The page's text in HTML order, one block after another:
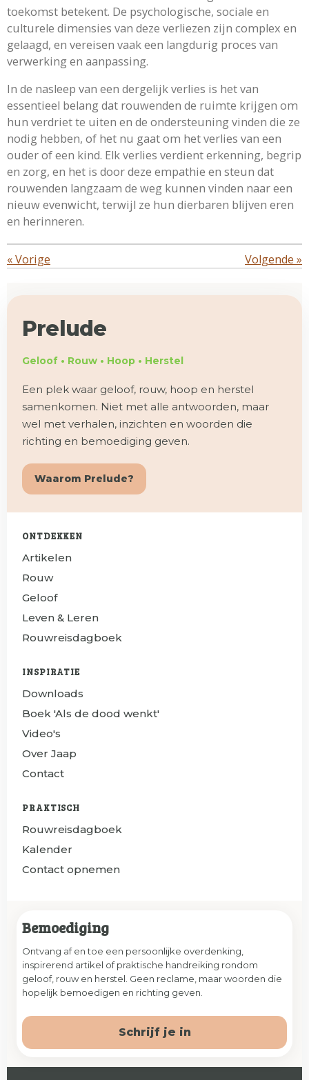
toekomst betekent. De psychologische, sociale en
culturele dimensies van deze verliezen zijn complex en
gelaagd, en vereisen vaak een langdurig proces van
verwerking en aanpassing.
In de nasleep van een dergelijk verlies is het van
essentieel belang dat rouwenden de ruimte krijgen om
hun verdriet te uiten en de ondersteuning vinden die ze
nodig hebben, of het nu gaat om het verlies van een
ouder of een kind. Elk verlies verdient erkenning, begrip
en zorg, en het is door deze empathie en steun dat
rouwenden langzaam de weg kunnen vinden naar een
nieuw evenwicht, terwijl ze hun dierbaren blijven eren
en herinneren.
«Vorige Volgende »
Prelude
Geloof • Rouw • Hoop • Herstel
Een plek waar geloof, rouw, hoop en herstel
samenkomen. Niet met alle antwoorden, maar
wel met verhalen, inzichten en woorden die
richting en bemoediging geven.
Waarom Prelude?
ONTDEKKEN
Artikelen
Rouw
Geloof
Leven & Leren
Rouwreisdagboek
INSPIRATIE
Downloads
Boek 'Als de dood wenkt'
Video's
Over Jaap
Contact
PRAKTISCH
Rouwreisdagboek
Kalender
Contact opnemen
Bemoediging
Ontvang af en toe een persoonlijke overdenking,
inspirerend artikel of praktische handreiking rondom
geloof, rouw en herstel. Geen reclame, maar woorden die
hopelijk bemoedigen en richting geven.
Schrijf je in